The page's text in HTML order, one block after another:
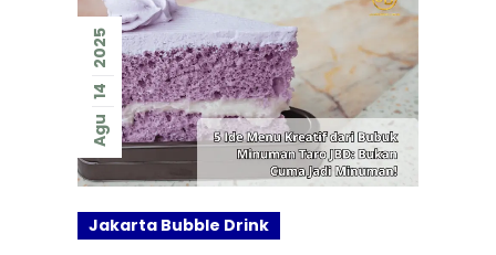
Agu
14
2025
Jakarta Bubble Drink